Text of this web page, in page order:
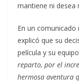
mantiene ni desea
En un comunicado
explicó que su
película y su
reparto, por el
hermosa aventura